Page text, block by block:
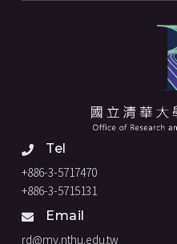
Tel
+886-3-5717470
+886-3-5715131
Email
rd@my.nthu.edu.tw